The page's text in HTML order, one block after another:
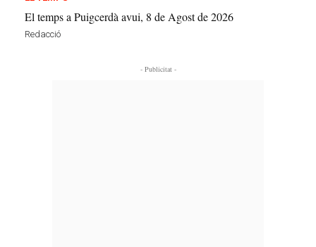
El temps a Puigcerdà avui, 8 de Agost de 2026
Redacció
- Publicitat -